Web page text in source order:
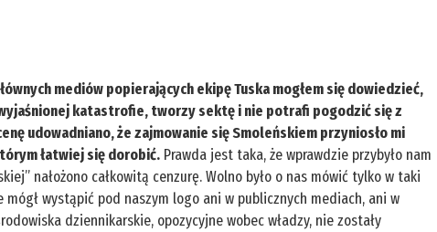
mediów popierających ekipę Tuska mogłem się dowiedzieć,
katastrofie, tworzy sektę i nie potrafi pogodzić się z
udowadniano, że zajmowanie się Smoleńskiem przyniosło mi
łatwiej się dorobić. Prawda jest taka, że wprawdzie przybyło nam
nałożono całkowitą cenzurę. Wolno było o nas mówić tylko w taki
wystąpić pod naszym logo ani w publicznych mediach, ani w
dziennikarskie, opozycyjne wobec władzy, nie zostały